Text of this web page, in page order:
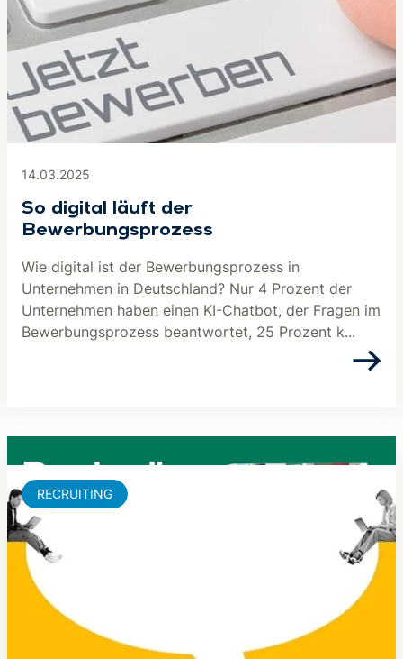
14.03.2025
So digital läuft der
Bewerbungsprozess
Wie digital ist der Bewerbungsprozess in
Unternehmen in Deutschland? Nur 4 Prozent der
Unternehmen haben einen KI-Chatbot, der Fragen im
Bewerbungsprozess beantwortet, 25 Prozent k...
RECRUITING